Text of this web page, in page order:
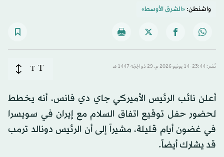
واشنطن:«الشرق الأوسط»
نُشر: 23:44-14 يونيو 2026 م ـ 29 ذو الحِجّة 1447 هـ T
T
أعلن نائب الرئيس الأميركي جاي دي فانس، أنه يخطط
لحضور حفل توقيع اتفاق السلام مع إيران في سويسرا
في غضون أيام قليلة، مشيراً إلى أن الرئيس دونالد ترمب
قد يشارك أيضاً.